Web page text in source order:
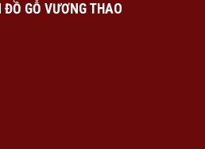
GỖ VƯƠNG THAO